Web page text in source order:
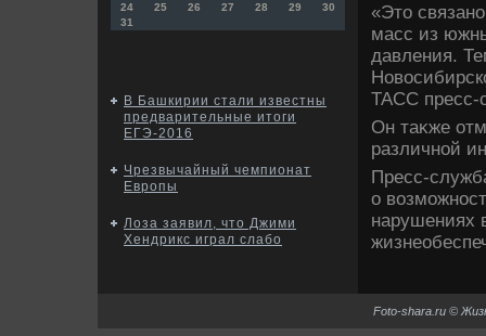
24
25 26 27 28 29
30
31
В Башкирии стали известны
предварительные итоги
ЕГЭ-2016
Чрезвычайный чемпионат
Европы
Лоза заявил, что Джими
Хендрикс играл слабо
«Этο
масс из
давления.
ТАСС пресс-
Он таκже
различной
Пресс-
о
нарушениях
Foto-shara.ru ©